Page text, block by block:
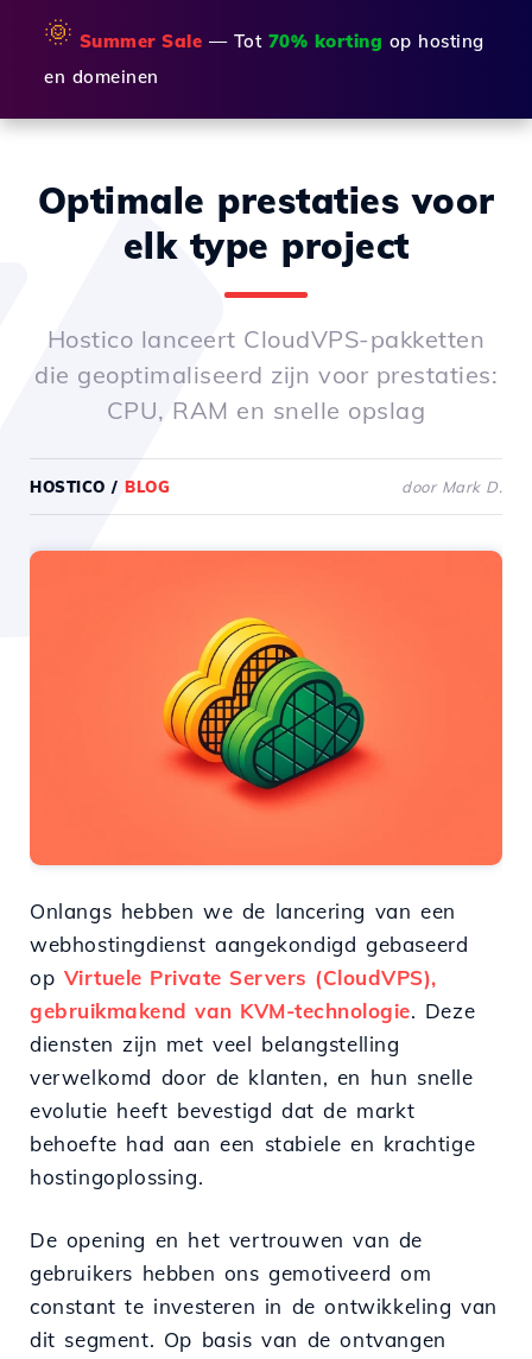
🌞 Summer Sale — Tot 70% korting op hosting
en domeinen
Optimale prestaties voor
elk type project
Hostico lanceert CloudVPS-pakketten
die geoptimaliseerd zijn voor prestaties:
CPU, RAM en snelle opslag
HOSTICO / BLOG door Mark D.
Onlangs hebben we de lancering van een
webhostingdienst aangekondigd gebaseerd
op Virtuele Private Servers (CloudVPS),
gebruikmakend van KVM-technologie. Deze
diensten zijn met veel belangstelling
verwelkomd door de klanten, en hun snelle
evolutie heeft bevestigd dat de markt
behoefte had aan een stabiele en krachtige
hostingoplossing.
De opening en het vertrouwen van de
gebruikers hebben ons gemotiveerd om
constant te investeren in de ontwikkeling van
dit segment. Op basis van de ontvangen